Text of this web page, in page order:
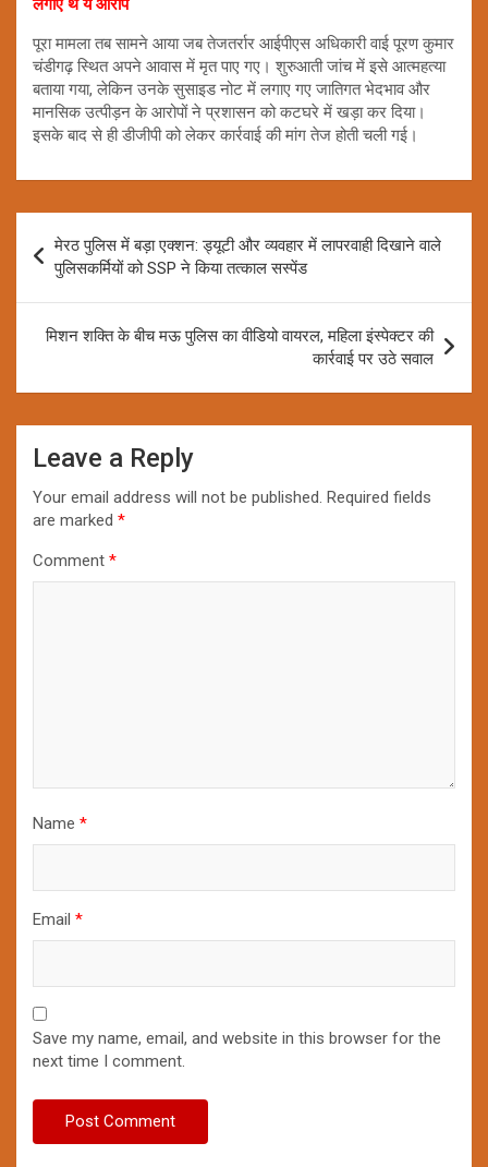
लगाए थे ये आरोप
पूरा मामला तब सामने आया जब तेजतर्रार आईपीएस अधिकारी वाई पूरण कुमार
चंडीगढ़ स्थित अपने आवास में मृत पाए गए। शुरुआती जांच में इसे आत्महत्या
बताया गया, लेकिन उनके सुसाइड नोट में लगाए गए जातिगत भेदभाव और
मानसिक उत्पीड़न के आरोपों ने प्रशासन को कटघरे में खड़ा कर दिया।
इसके बाद से ही डीजीपी को लेकर कार्रवाई की मांग तेज होती चली गई।
Post
navigation
मेरठ पुलिस में बड़ा एक्शन: ड्यूटी और व्यवहार में लापरवाही दिखाने वाले
पुलिसकर्मियों को SSP ने किया तत्काल सस्पेंड
मिशन शक्ति के बीच मऊ पुलिस का वीडियो वायरल, महिला इंस्पेक्टर की
कार्रवाई पर उठे सवाल
Leave a Reply
Your email address will not be published. Required fields
are marked *
Comment *
Name *
Email *
Save my name, email, and website in this browser for the
next time I comment.